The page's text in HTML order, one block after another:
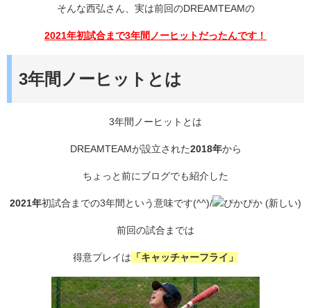
そんな西弘さん、実は前回のDREAMTEAMの
2021年初試合まで3年間ノーヒットだったんです！
3年間ノーヒットとは
3年間ノーヒットとは
DREAMTEAMが設立された2018年から
ちょっと前にブログでも紹介した
2021年初試合までの3年間という意味です(^^)/
前回の試合までは
得意プレイは 「キャッチャーフライ」